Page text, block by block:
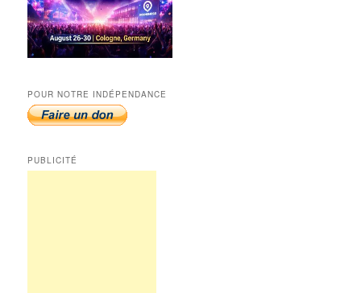
POUR NOTRE INDÉPENDANCE
PUBLICITÉ